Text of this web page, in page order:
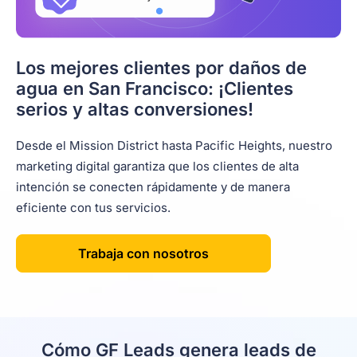
Los mejores clientes por daños de
agua en San Francisco: ¡Clientes
serios y altas conversiones!
Desde el Mission District hasta Pacific Heights, nuestro
marketing digital garantiza que los clientes de alta
intención se conecten rápidamente y de manera
eficiente con tus servicios.
Trabaja con nosotros
Cómo GF Leads genera leads de